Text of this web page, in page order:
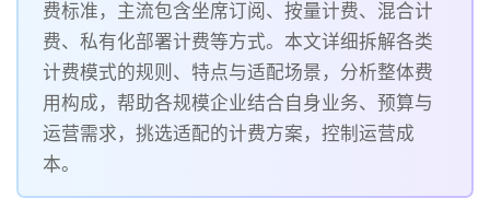
外呼机器人
95呼叫中心
新闻动态
办理攻略
常用话术
关于我们
公司介绍
发展里程碑
联系我们
费标准，主流包含坐席订阅、按量计费、混合计
费、私有化部署计费等方式。本文详细拆解各类
计费模式的规则、特点与适配场景，分析整体费
用构成，帮助各规模企业结合自身业务、预算与
运营需求，挑选适配的计费方案，控制运营成
本。